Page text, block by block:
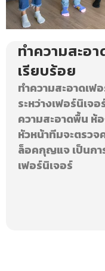
ทำความสะอ
เรียบร้อย
ทําความสะอาดเฟ
ระหว่างเฟอร์นิเจ
ความสะอาดพื้น ห้
หัวหน้าทีมจะตรว
ล็อคกุญแจ เป็นก
เฟอร์นิเจอร์